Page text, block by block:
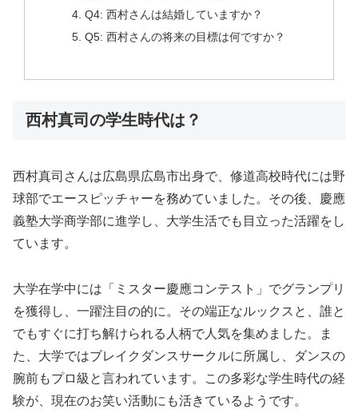
Q4: 西村さんは結婚していますか？
Q5: 西村さんの将来の目標は何ですか？
西村真司の学生時代は？
西村真司さんは広島県広島市出身で、修道高校時代には野
球部でエースピッチャーを務めていました。その後、慶應
義塾大学商学部に進学し、大学生活でも目立った活躍をし
ています。
大学在学中には「ミスター慶應コンテスト」でグランプリ
を獲得し、一躍注目の的に。その端正なルックスと、誰と
でもすぐに打ち解けられる人柄で人気を集めました。ま
た、大学ではブレイクダンスサークルに所属し、ダンスの
腕前もプロ級と言われています。この多彩な学生時代の経
験が、現在のお笑い活動にも活きているようです。